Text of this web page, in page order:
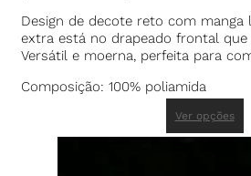
Design de decote reto com manga
extra está no drapeado frontal que
Versátil e moerna, perfeita para
Composição: 100% poliamida
Ver opções